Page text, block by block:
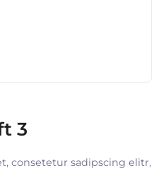
3
consetetur sadipscing elitr,